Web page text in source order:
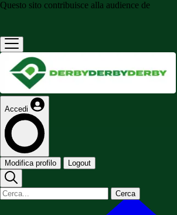
Questo sito contribuisce alla audience de
Accedi
Modifica profilo Logout
Cerca